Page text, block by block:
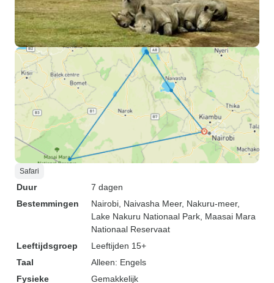
Safari
Duur
7 dagen
Bestemmingen
Nairobi , Naivasha Meer, Nakuru-meer,
Lake Nakuru Nationaal Park , Maasai Mara
Nationaal Reservaat
Leeftijdsgroep
Leeftijden 15+
Taal
Alleen: Engels
Fysieke
Gemakkelijk